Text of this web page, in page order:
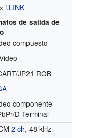
i.LINK
de salida de
compuesto
JP21 RGB
componente
D-Terminal
2 ch, 48 kHz